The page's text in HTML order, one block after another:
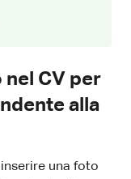
nel CV per
alla
una foto